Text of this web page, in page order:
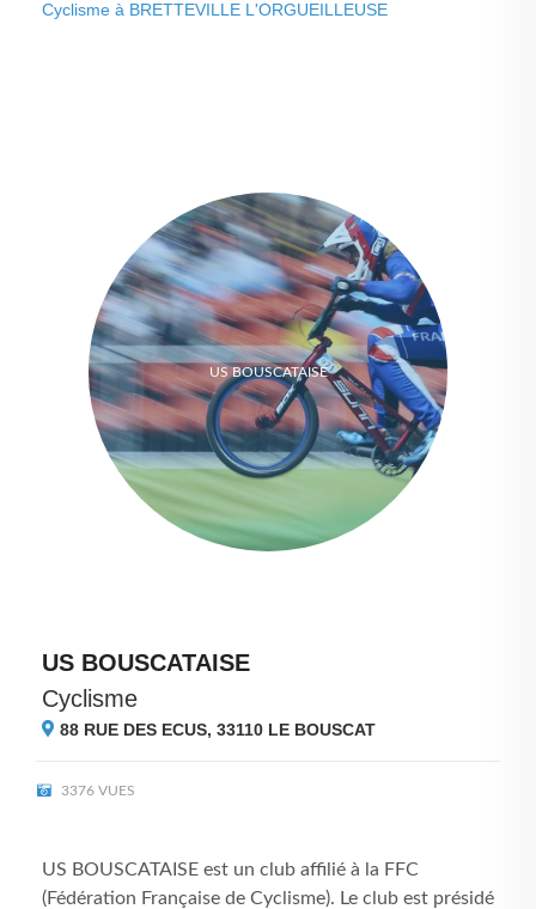
Cyclisme à BRETTEVILLE L'ORGUEILLEUSE
US BOUSCATAISE
US BOUSCATAISE
Cyclisme
88 RUE DES ECUS, 33110 LE BOUSCAT
3376 VUES
US BOUSCATAISE est un club affilié à la FFC
(Fédération Française de Cyclisme). Le club est présidé